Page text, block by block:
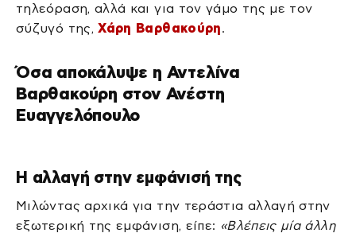
τηλεόραση, αλλά και για τον γάμο της με τον
σύζυγό της,Χάρη Βαρθακούρη.
Όσα αποκάλυψε η Αντελίνα
Βαρθακούρη στον Ανέστη
Ευαγγελόπουλο
Η αλλαγή στην εμφάνισή της
Μιλώντας αρχικά για την τεράστια αλλαγή στην
εξωτερική της εμφάνιση, είπε: «Βλέπεις μία άλλη